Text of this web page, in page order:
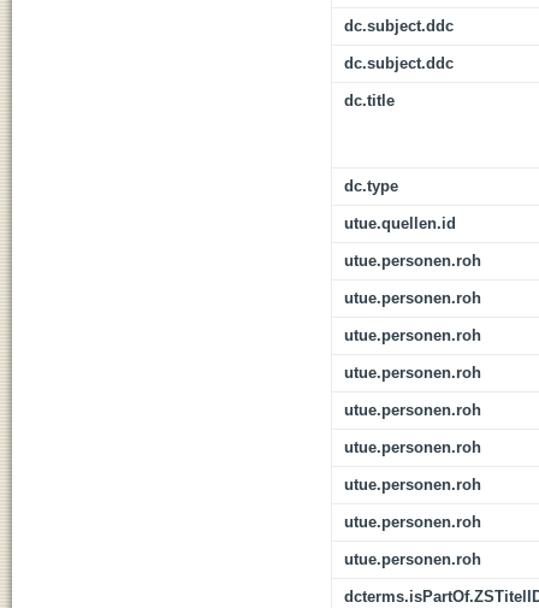
dc.subject.ddc
dc.subject.ddc
dc.title
dc.type
utue.quellen.id
utue.personen.roh
utue.personen.roh
utue.personen.roh
utue.personen.roh
utue.personen.roh
utue.personen.roh
utue.personen.roh
utue.personen.roh
utue.personen.roh